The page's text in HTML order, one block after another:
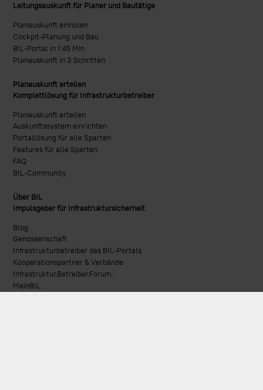
Leitungsauskunft für Planer und Bautätige
Planauskunft einholen
Cockpit-Planung und Bau
BIL-Portal in 1:45 Min
Planauskunft in 3 Schritten
Planauskunft erteilen
Komplettlösung für Infrastrukturbetreiber
Planauskunft erteilen
Auskunftssystem einrichten
Portallösung für alle Sparten
Features für alle Sparten
FAQ
BIL-Community
Über BIL
Impulsgeber für Infrastruktursicherheit
Blog
Genossenschaft
Infrastrukturbetreiber des BIL-Portals
Kooperationspartner & Verbände
Infrastruktur.Betreiber.Forum.
MeinBIL